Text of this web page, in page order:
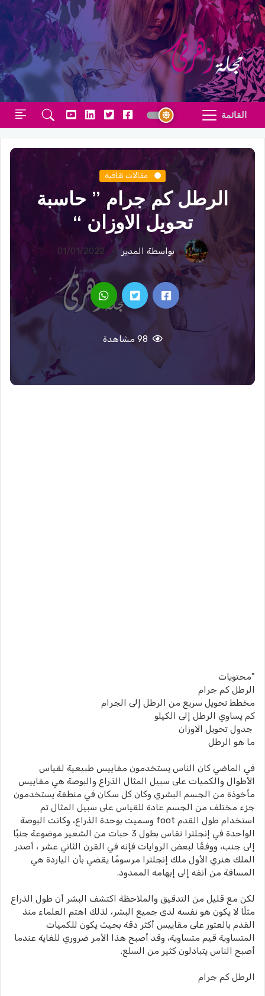
القائمة
مقالات ثقافية
الرطل كم جرام ” حاسبة
تحويل الاوزان “
بواسطة المدير 01/01/2022
"محتويات
الرطل كم جرام
مخطط تحويل سريع من الرطل إلى الجرام
كم يساوي الرطل إلى الكيلو
جدول تحويل الاوزان
ما هو الرطل
في الماضي كان الناس يستخدمون مقاييس طبيعية لقياس
الأطوال والكميات على سبيل المثال الذراع والبوصة هي مقاييس
مأخوذة من الجسم البشري وكان كل سكان في منطقة يستخدمون
جزء مختلف من الجسم عادة للقياس على سبيل المثال تم
استخدام طول القدم foot وسميت بوحدة الذراع، وكانت البوصة
الواحدة في إنجلترا تقاس بطول 3 حبات من الشعير موضوعة جنبًا
إلى جنب، ووفقًا لبعض الروايات فإنه في القرن الثاني عشر ، أصدر
الملك هنري الأول ملك إنجلترا مرسومًا يقضي بأن الياردة هي
المسافة من أنفه إلى إبهامه الممدود.
لكن مع قليل من التدقيق والملاحظة اكتشف البشر أن طول الذراع
مثلًا لا يكون هو نفسه لدى جميع البشر، لذلك اهتم العلماء منذ
القدم بالعثور على مقاييس أكثر دقة بحيث يكون للكميات
المتساوية قيم متساوية، وقد أصبح هذا الأمر ضروري للغاية عندما
أصبح الناس يتبادلون كثير من السلع.
الرطل كم جرام